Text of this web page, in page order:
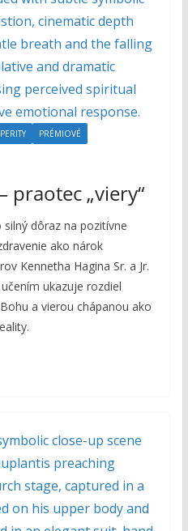
PRÉMIOVÉ
praotec „viery“
silný dôraz na pozitívne
ako nárok
Kennetha Hagina Sr. a Jr.
ukazuje rozdiel
a vierou chápanou ako